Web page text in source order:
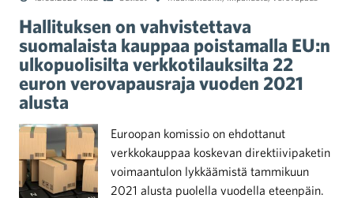
Hallituksen on vahvistettava
suomalaista kauppaa poistamalla EU:n
ulkopuolisilta verkkotilauksilta 22
euron verovapausraja vuoden 2021
alusta
Euroopan komissio on ehdottanut
verkkokauppaa koskevan direktiivipaketin
voimaantulon lykkäämistä tammikuun
2021 alusta puolella vuodella eteenpäin.